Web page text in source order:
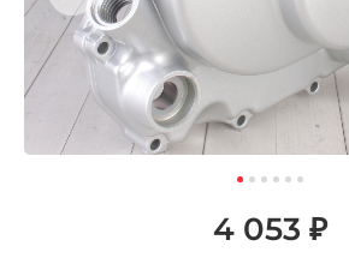
4 053 ₽